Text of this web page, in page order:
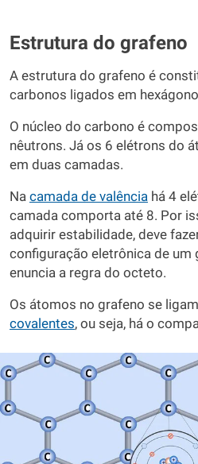
Estrutura do grafeno
A estrutura do grafeno é
carbonos ligados em
O núcleo do carbono é
nêutrons. Já os 6 elétrons do
em duas camadas.
Na camada de valência há 4
camada comporta até 8. Por
adquirir estabilidade, deve
configuração eletrônica de um
enuncia a regra do octeto.
Os átomos no grafeno se
covalentes, ou seja, há o